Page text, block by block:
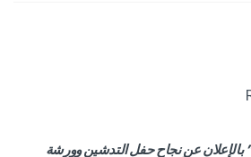
عن نجاح حفل التدشين وورشة